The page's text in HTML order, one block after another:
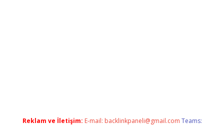
Reklam ve İletişim: E-mail: backlinkpaneli@gmail.com Teams: